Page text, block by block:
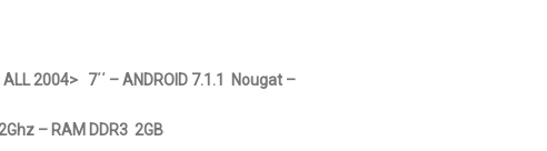
ALL 2004> 7΄΄ – ANDROID 7.1.1 Nougat –
– RAM DDR3 2GB